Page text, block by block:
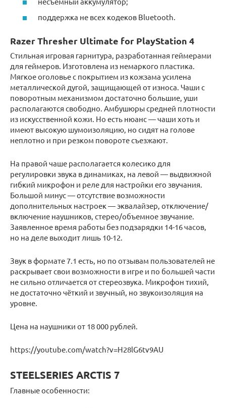
поддержка не всех кодеков Bluetooth.
Razer Thresher Ultimate for PlayStation 4
Стильная игровая гарнитура, разработанная геймерами
для геймеров. Изготовлена из немаркого пластика.
Мягкое оголовье с покрытием из кожзама усилена
металлической дугой, защищающей от износа. Чаши с
поворотным механизмом достаточно большие, уши
располагаются свободно. Амбушюры средней плотности
из искусственной кожи. Но есть нюанс — чаши хоть и
имеют высокую шумоизоляцию, но сидят на голове
неплотно и при резком повороте съезжают.
На правой чаше располагается колесико для
регулировки звука в динамиках, на левой — выдвижной
гибкий микрофон и реле для настройки его звучания.
Большой минус — отсутствие возможности
дополнительных настроек — эквалайзер, отключение/
включение наушников, стерео/объемное звучание.
Заявленное время работы без подзарядки 14-16 часов,
но на деле выходит лишь 10-12.
Звук в формате 7.1 есть, но по отзывам пользователей не
раскрывает свои возможности в игре и по большей части
не сильно отличается от стереозвука. Микрофон тихий,
не достаточно чёткий и звучный, но звукоизоляция на
уровне.
Цена на наушники от 18 000 рублей.
https://youtube.com/watch?v=H28lG6tv9AU
STEELSERIES ARCTIS 7
Главные особенности: